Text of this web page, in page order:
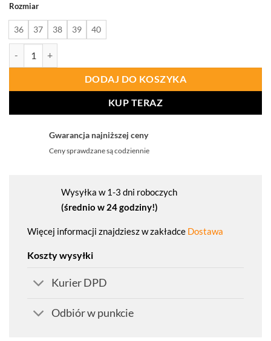
Rozmiar
36 37 38 39 40
DODAJ DO KOSZYKA
KUP TERAZ
Gwarancja najniższej ceny
Ceny sprawdzane są codziennie
Wysyłka w 1-3 dni roboczych
(średnio w 24 godziny!)
Więcej informacji znajdziesz w zakładce Dostawa
Koszty wysyłki
Kurier DPD
Odbiór w punkcie